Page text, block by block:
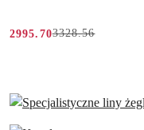
Cena
2995.70
Cena
3328.56